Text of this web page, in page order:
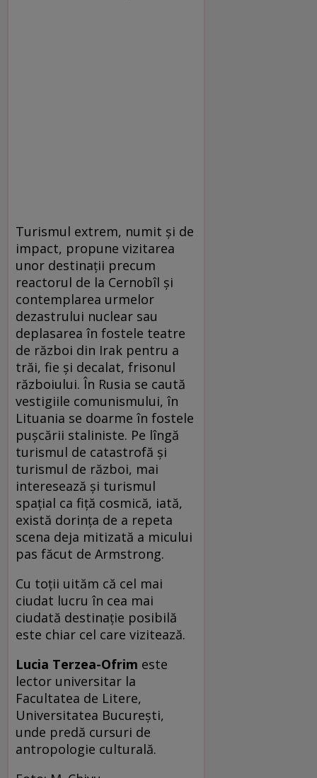
Turismul extrem, numit şi de
impact, propune vizitarea
unor destinaţii precum
reactorul de la Cernobîl şi
contemplarea urmelor
dezastrului nuclear sau
deplasarea în fostele teatre
de război din Irak pentru a
trăi, fie şi decalat, frisonul
războiului. În Rusia se caută
vestigiile comunismului, în
Lituania se doarme în fostele
puşcării staliniste. Pe lîngă
turismul de catastrofă şi
turismul de război, mai
interesează şi turismul
spaţial ca fiţă cosmică, iată,
există dorinţa de a repeta
scena deja mitizată a micului
pas făcut de Armstrong.
Cu toţii uităm că cel mai
ciudat lucru în cea mai
ciudată destinaţie posibilă
este chiar cel care vizitează.
Lucia Terzea-Ofrim este
lector universitar la
Facultatea de Litere,
Universitatea Bucureşti,
unde predă cursuri de
antropologie culturală.